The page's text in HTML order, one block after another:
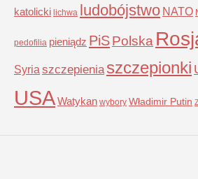
katolicki lichwa ludobójstwo NATO
pedofilia pieniądz PiSPolska
Syria szczepienia szczepionki
USAWatykan wybory Władimir Putin